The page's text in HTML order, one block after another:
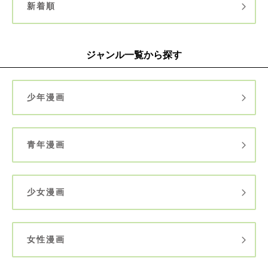
新着順
ジャンル一覧から探す
少年漫画
青年漫画
少女漫画
女性漫画